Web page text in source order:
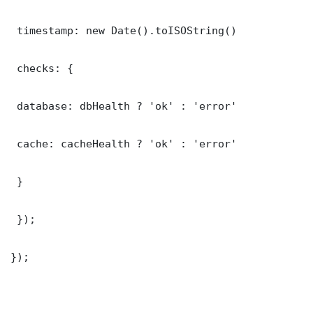
timestamp: new Date().toISOString()
checks: {
database: dbHealth ? 'ok' : 'error'
cache: cacheHealth ? 'ok' : 'error'
}
});
});